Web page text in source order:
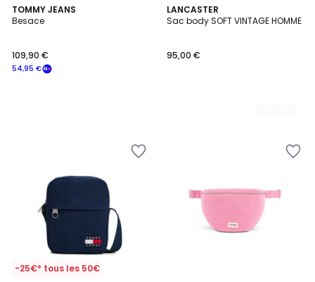
TOMMY JEANS
Besace
54,95 €
109,90 €
LANCASTER
Sac body SOFT VINTAGE HOMME
95,00 €
3
Couleurs
-25€* tous les 50€